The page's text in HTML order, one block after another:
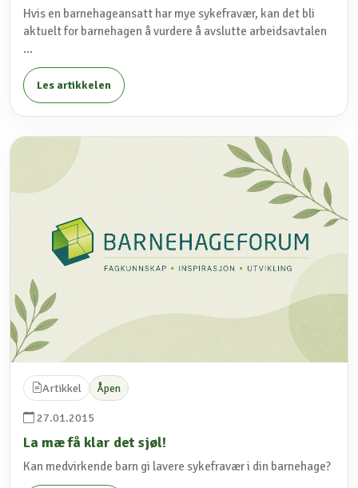
Hvis en barnehageansatt har mye sykefravær, kan det bli
aktuelt for barnehagen å vurdere å avslutte arbeidsavtalen
...
Les artikkelen
Artikkel Åpen
27.01.2015
La mæ få klar det sjøl!
Kan medvirkende barn gi lavere sykefravær i din barnehage?